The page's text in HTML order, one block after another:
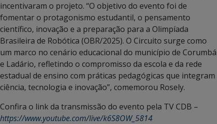
incentivaram o projeto. “O objetivo do evento foi de
fomentar o protagonismo estudantil, o pensamento
científico, inovação e a preparação para a Olimpíada
Brasileira de Robótica (OBR/2025). O Circuito surge como
um marco no cenário educacional do município de Corumbá
e Ladário, refletindo o compromisso da escola e da rede
estadual de ensino com práticas pedagógicas que integram
ciência, tecnologia e inovação”, comemorou Rosely.
Confira o link da transmissão do evento pela TV CDB –
https://www.youtube.com/live/k6S8OW_5814